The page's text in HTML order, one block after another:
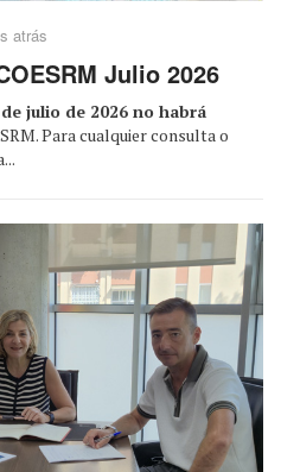
atrás
Julio 2026
julio de 2026 no habrá
Para cualquier consulta o